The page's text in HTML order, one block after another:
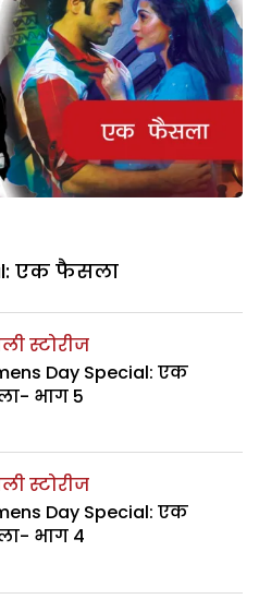
एक फैसला
स्टोरीज
Day Special: एक
भाग 5
स्टोरीज
Day Special: एक
भाग 4